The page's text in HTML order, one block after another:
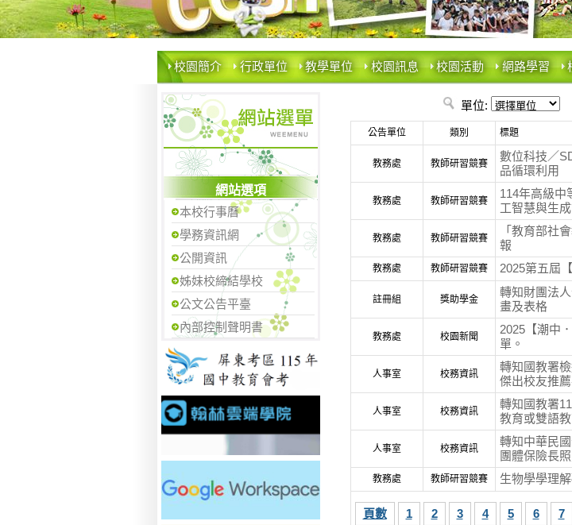
校園簡介 行政單位 教學單位 校園訊息 校園活動 網路學習
網站選項
本校行事曆
學務資訊網
公開資訊
姊妹校締結學校
公文公告平臺
內部控制聲明書
單位:
公告單位 類別 標題
教務處 教師研習競賽
數位科技／
品循環利用
教務處 教師研習競賽
114年高級中
工智慧與生
教務處 教師研習競賽
「教育部社
報
教務處 教師研習競賽 2025第五屆
註冊組 獎助學金
轉知財團法
畫及表格
教務處 校園新聞
2025【潮中
單。
人事室 校務資訊
轉知國教署
傑出校友推
人事室 校務資訊
轉知國教署
教育或雙語
人事室 校務資訊
轉知中華民
團體保險長
教務處 教師研習競賽 生物學學理
頁數 1 2 3 4 5 6 7